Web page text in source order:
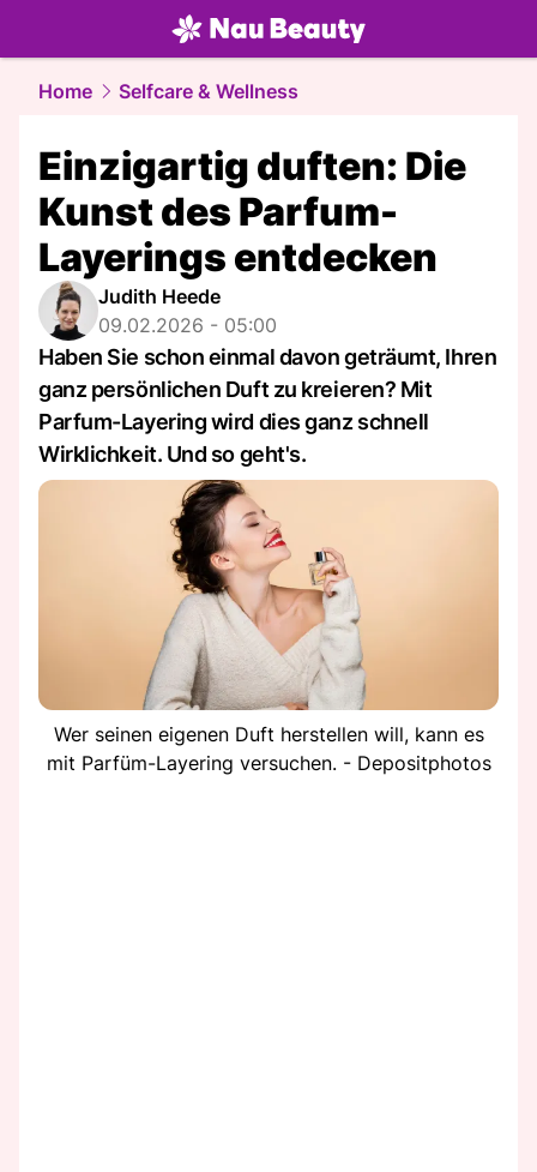
beauty.NAU.ch
Home Selfcare & Wellness
Einzigartig duften: Die
Kunst des Parfum-
Layerings entdecken
Judith Heede
09.02.2026 - 05:00
Haben Sie schon einmal davon geträumt, Ihren
ganz persönlichen Duft zu kreieren? Mit
Parfum-Layering wird dies ganz schnell
Wirklichkeit. Und so geht's.
Wer seinen eigenen Duft herstellen will, kann es
mit Parfüm-Layering versuchen. - Depositphotos